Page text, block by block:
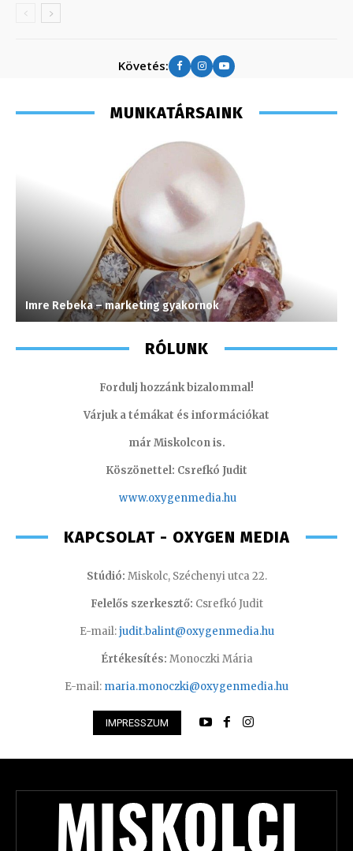
Követés:
MUNKATÁRSAINK
Imre Rebeka – marketing gyakornok
RÓLUNK
Fordulj hozzánk bizalommal!
Várjuk a témákat és információkat
már Miskolcon is.
Köszönettel: Csrefkó Judit
www.oxygenmedia.hu
KAPCSOLAT - OXYGEN MEDIA
Stúdió: Miskolc, Széchenyi utca 22.
Felelős szerkesztő: Csrefkó Judit
E-mail:judit.balint@oxygenmedia.hu
Értékesítés: Monoczki Mária
E-mail: maria.monoczki@oxygenmedia.hu
IMPRESSZUM